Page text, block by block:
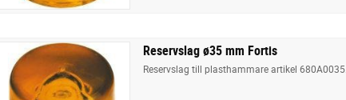
Reservslag ø35 mm Fortis
Reservslag till plasthammare artikel 680A0035.